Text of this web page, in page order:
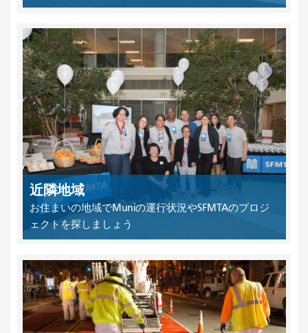
近隣地域
お住まいの地域でMuniの運行状況やSFMTAのプロジ
ェクトを探しましょう